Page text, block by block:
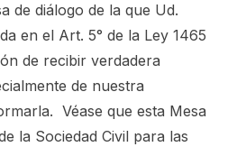
de diálogo de la que Ud.
en el Art. 5° de la Ley 1465
de recibir verdadera
de nuestra
Véase que esta Mesa
la Sociedad Civil para las